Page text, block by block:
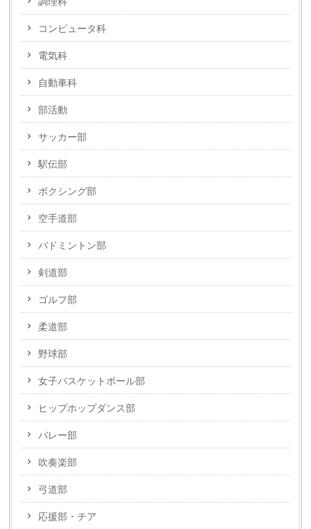
コンピュータ科
電気科
自動車科
部活動
サッカー部
駅伝部
ボクシング部
空手道部
バドミントン部
剣道部
ゴルフ部
柔道部
野球部
女子バスケットボール部
ヒップホップダンス部
バレー部
吹奏楽部
弓道部
応援部・チア